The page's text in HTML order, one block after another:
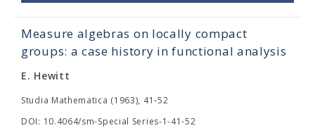
Measure algebras on locally compact
groups: a case history in functional analysis
E. Hewitt
Studia Mathematica (1963), 41-52
DOI: 10.4064/sm-Special Series-1-41-52